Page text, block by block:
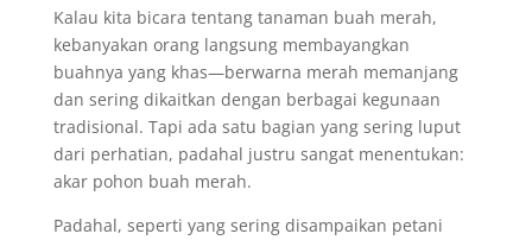
Kalau kita bicara tentang tanaman buah merah,
kebanyakan orang langsung membayangkan
buahnya yang khas—berwarna merah memanjang
dan sering dikaitkan dengan berbagai kegunaan
tradisional. Tapi ada satu bagian yang sering luput
dari perhatian, padahal justru sangat menentukan:
akar pohon buah merah.
Padahal, seperti yang sering disampaikan petani